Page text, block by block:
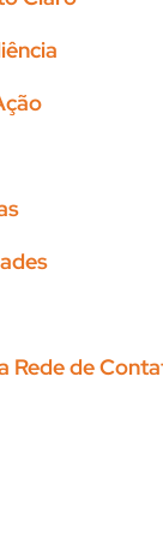
Rede de